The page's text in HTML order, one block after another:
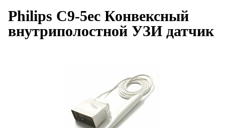
Philips C9-5ec Конвексный
внутриполостной УЗИ датчик